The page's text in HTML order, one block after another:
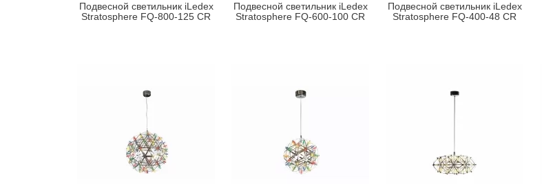
Подвесной светильник iLedex
Stratosphere FQ-800-125 CR
Подвесной светильник iLedex
Stratosphere FQ-600-100 CR
Подвесной светильник iLedex
Stratosphere FQ-400-48 CR